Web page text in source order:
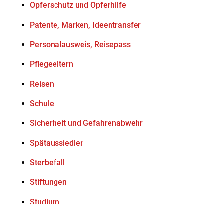
Opferschutz und Opferhilfe
Patente, Marken, Ideentransfer
Personalausweis, Reisepass
Pflegeeltern
Reisen
Schule
Sicherheit und Gefahrenabwehr
Spätaussiedler
Sterbefall
Stiftungen
Studium